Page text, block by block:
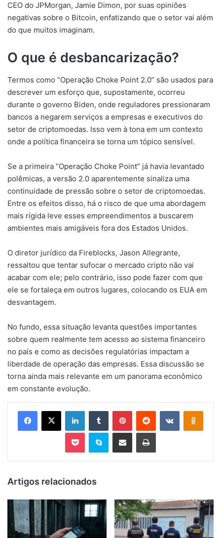
CEO do JPMorgan, Jamie Dimon, por suas opiniões
negativas sobre o Bitcoin, enfatizando que o setor vai além
do que muitos imaginam.
O que é desbancarização?
Termos como “Operação Choke Point 2.0” são usados para
descrever um esforço que, supostamente, ocorreu
durante o governo Biden, onde reguladores pressionaram
bancos a negarem serviços a empresas e executivos do
setor de criptomoedas. Isso vem à tona em um contexto
onde a política financeira se torna um tópico sensível.
Se a primeira “Operação Choke Point” já havia levantado
polêmicas, a versão 2.0 aparentemente sinaliza uma
continuidade de pressão sobre o setor de criptomoedas.
Entre os efeitos disso, há o risco de que uma abordagem
mais rígida leve esses empreendimentos a buscarem
ambientes mais amigáveis fora dos Estados Unidos.
O diretor jurídico da Fireblocks, Jason Allegrante,
ressaltou que tentar sufocar o mercado cripto não vai
acabar com ele; pelo contrário, isso pode fazer com que
ele se fortaleça em outros lugares, colocando os EUA em
desvantagem.
No fundo, essa situação levanta questões importantes
sobre quem realmente tem acesso ao sistema financeiro
no país e como as decisões regulatórias impactam a
liberdade de operação das empresas. Essa discussão se
torna ainda mais relevante em um panorama econômico
em constante evolução.
Facebook
X LinkedinTumblr PinterestReddit VK OK
Pocket Skype Compartilhar via e-mail Imprimir
Artigos relacionados